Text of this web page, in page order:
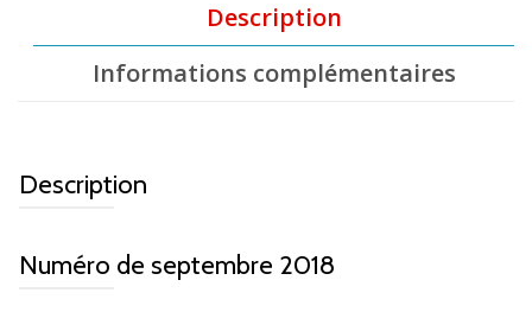
Description
Informations complémentaires
Description
Numéro de septembre 2018